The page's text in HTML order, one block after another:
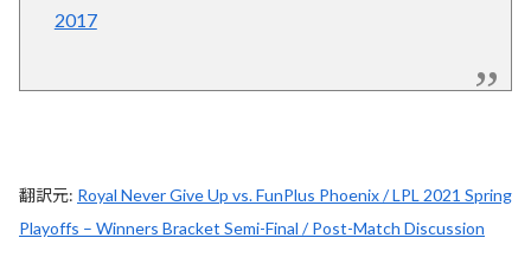
2017
翻訳元: Royal Never Give Up vs. FunPlus Phoenix / LPL 2021 Spring
Playoffs – Winners Bracket Semi-Final / Post-Match Discussion